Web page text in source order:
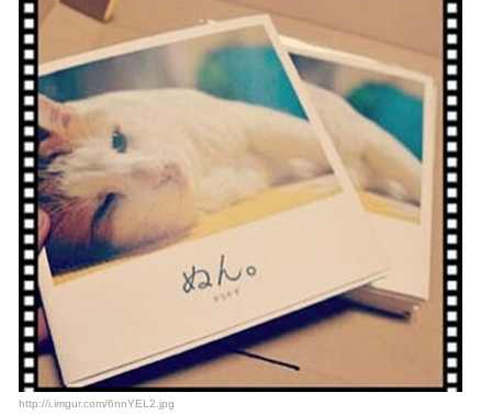
http://i.imgur.com/6nnYEL2.jpg